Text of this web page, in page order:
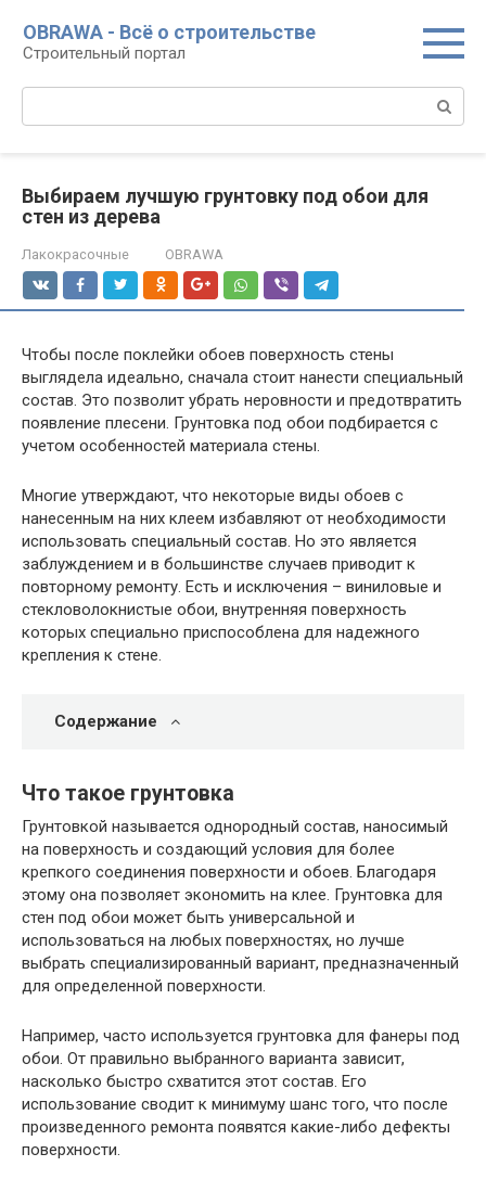
контенту
OBRAWA - Всё о строительстве
Строительный портал
Выбираем лучшую грунтовку под обои для
стен из дерева
Лакокрасочные OBRAWA
Чтобы после поклейки обоев поверхность стены
выглядела идеально, сначала стоит нанести специальный
состав. Это позволит убрать неровности и предотвратить
появление плесени. Грунтовка под обои подбирается с
учетом особенностей материала стены.
Многие утверждают, что некоторые виды обоев с
нанесенным на них клеем избавляют от необходимости
использовать специальный состав. Но это является
заблуждением и в большинстве случаев приводит к
повторному ремонту. Есть и исключения – виниловые и
стекловолокнистые обои, внутренняя поверхность
которых специально приспособлена для надежного
крепления к стене.
Содержание
Что такое грунтовка
Грунтовкой называется однородный состав, наносимый
на поверхность и создающий условия для более
крепкого соединения поверхности и обоев. Благодаря
этому она позволяет экономить на клее. Грунтовка для
стен под обои может быть универсальной и
использоваться на любых поверхностях, но лучше
выбрать специализированный вариант, предназначенный
для определенной поверхности.
Например, часто используется грунтовка для фанеры под
обои. От правильно выбранного варианта зависит,
насколько быстро схватится этот состав. Его
использование сводит к минимуму шанс того, что после
произведенного ремонта появятся какие-либо дефекты
поверхности.